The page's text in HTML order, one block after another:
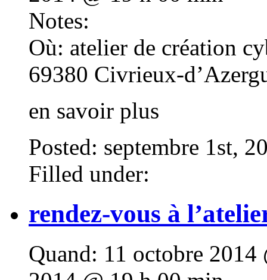
Notes:
Où: atelier de création
69380 Civrieux-
en savoir plus
Posted: septembre 1st,
Filled under:
rendez-vous à
Quand: 11 octobre